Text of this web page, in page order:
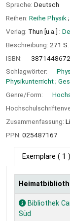
Sprache: Deutsch
Reihen: Reihe Physik
Verlag: Thun [u.a.] :
Beschreibung: 271 S.
ISBN:
3871448672
Schlagwörter:
Physikunterricht ;
Genre/Form:
Zusammenfassung:
PPN: 025487167
Exemplare ( 1 )
Exemplare
Bibliothek
Süd